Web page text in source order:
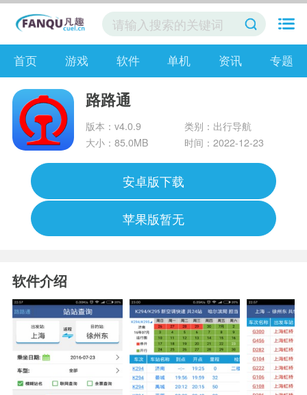
首页 游戏 软件 单机 资讯 专题
路路通
版本：v4.0.9
类别：出行导航
大小：85.0MB
时间：2022-12-23
安卓版下载
苹果版暂无
软件介绍